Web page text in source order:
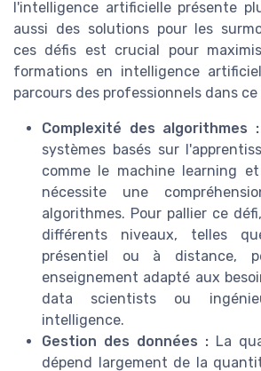
l'intelligence artificielle présente
aussi des solutions pour les
ces défis est crucial pour
formations en intelligence
parcours des professionnels dans ce
Complexité des algorithmes :
systèmes basés sur
comme le machine learning
nécessite une
algorithmes. Pour pallier ce
différents niveaux, telles
présentiel ou à distance,
enseignement adapté aux
data scientists ou
intelligence.
Gestion des données : La
dépend largement de la